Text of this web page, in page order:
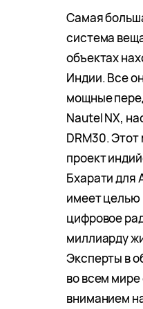
Самая
система
объектах
Индии. Все
мощные
Nautel NX,
DRM30.
проект
Бхарати для
имеет целью
цифровое
миллиарду
Эксперты в
во всем
вниманием